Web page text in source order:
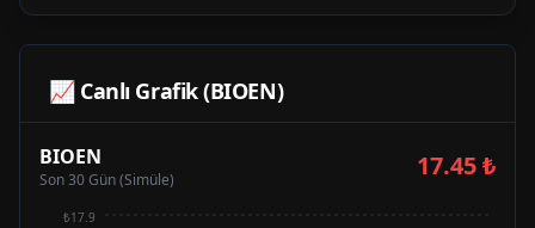
📈 Canlı Grafik (BIOEN)
BIOEN
Son 30 Gün (Simüle) 17.45₺
₺17.9